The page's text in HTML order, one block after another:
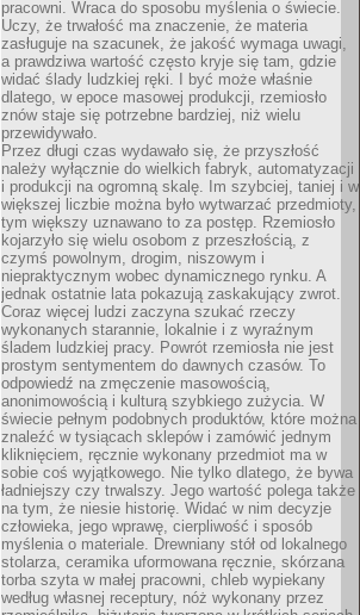
pracowni. Wraca do sposobu myślenia o świecie.
Uczy, że trwałość ma znaczenie, że materia
zasługuje na szacunek, że jakość wymaga uwagi,
a prawdziwa wartość często kryje się tam, gdzie
widać ślady ludzkiej ręki. I być może właśnie
dlatego, w epoce masowej produkcji, rzemiosło
znów staje się potrzebne bardziej, niż wielu
przewidywało.
Przez długi czas wydawało się, że przyszłość
należy wyłącznie do wielkich fabryk, automatyzacji
i produkcji na ogromną skalę. Im szybciej, taniej i w
większej liczbie można było wytwarzać przedmioty,
tym większy uznawano to za postęp. Rzemiosło
kojarzyło się wielu osobom z przeszłością, z
czymś powolnym, drogim, niszowym i
niepraktycznym wobec dynamicznego rynku. A
jednak ostatnie lata pokazują zaskakujący zwrot.
Coraz więcej ludzi zaczyna szukać rzeczy
wykonanych starannie, lokalnie i z wyraźnym
śladem ludzkiej pracy. Powrót rzemiosła nie jest
prostym sentymentem do dawnych czasów. To
odpowiedź na zmęczenie masowością,
anonimowością i kulturą szybkiego zużycia. W
świecie pełnym podobnych produktów, które można
znaleźć w tysiącach sklepów i zamówić jednym
kliknięciem, ręcznie wykonany przedmiot ma w
sobie coś wyjątkowego. Nie tylko dlatego, że bywa
ładniejszy czy trwalszy. Jego wartość polega także
na tym, że niesie historię. Widać w nim decyzje
człowieka, jego wprawę, cierpliwość i sposób
myślenia o materiale. Drewniany stół od lokalnego
stolarza, ceramika uformowana ręcznie, skórzana
torba szyta w małej pracowni, chleb wypiekany
według własnej receptury, nóż wykonany przez